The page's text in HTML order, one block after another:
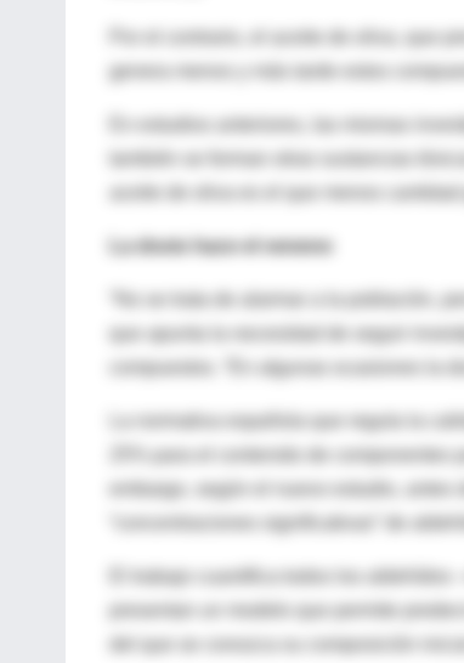
Por el contrario, el aceite de oliva, que
genera menos y más tarde estos
En estudios anteriores, las mismas
aceite de oliva es el que menos
La dosis hace el veneno
que apunta la necesidad de seguir
compuestos. “En algunas ocasiones la
La normativa española que regula la
25% para el contenido de
embargo, según el nuevo estudio,
“concentraciones significativas” de
El trabajo cuantifica todos los aldehídos
del que se conozca su composición